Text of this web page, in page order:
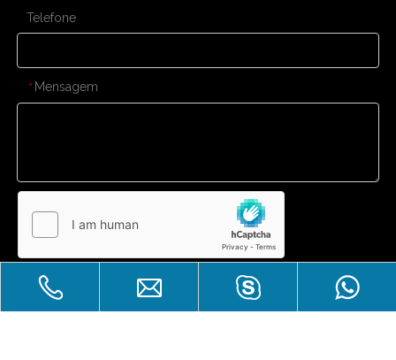
CONTATE-NOS
Telefone
* Mensagem
Enviar
Venda imperdível